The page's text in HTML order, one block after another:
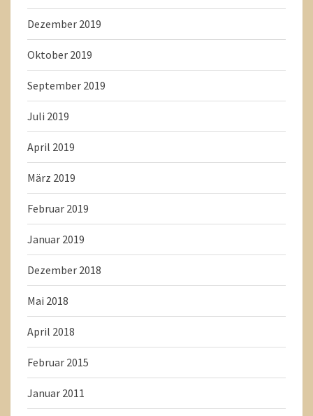
Dezember 2019
Oktober 2019
September 2019
Juli 2019
April 2019
März 2019
Februar 2019
Januar 2019
Dezember 2018
Mai 2018
April 2018
Februar 2015
Januar 2011